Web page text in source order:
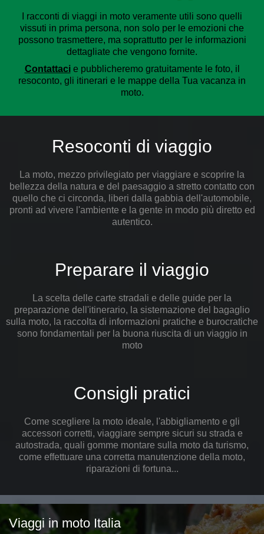
I racconti di viaggi in moto veramente utili sono quelli
vissuti in prima persona, non solo per le emozioni che
possono trasmettere, ma soprattutto per le informazioni
dettagliate che vengono fornite.
Contattacie pubblicheremo gratuitamente le foto, il
resoconto, gli itinerari e le mappe della Tua vacanza in
moto.
Resoconti di viaggio
La moto, mezzo privilegiato per viaggiare e scoprire la
bellezza della natura e del paesaggio a stretto contatto con
quello che ci circonda, liberi dalla gabbia dell'automobile,
pronti ad vivere l'ambiente e la gente in modo più diretto ed
autentico.
Preparare il viaggio
La scelta delle carte stradali e delle guide per la
preparazione dell'itinerario, la sistemazione del bagaglio
sulla moto, la raccolta di informazioni pratiche e burocratiche
sono fondamentali per la buona riuscita di un viaggio in
moto
Consigli pratici
Come scegliere la moto ideale, l'abbigliamento e gli
accessori corretti, viaggiare sempre sicuri su strada e
autostrada, quali gomme montare sulla moto da turismo,
come effettuare una corretta manutenzione della moto,
riparazioni di fortuna...
Viaggi in moto Italia